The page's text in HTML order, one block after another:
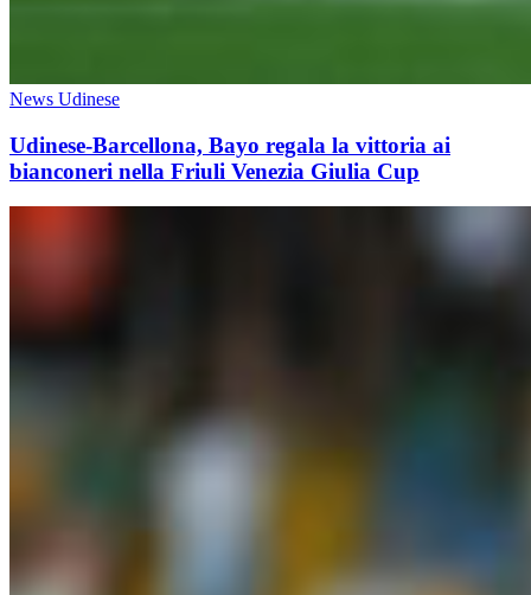
News Udinese
Udinese-Barcellona, Bayo regala la vittoria ai
bianconeri nella Friuli Venezia Giulia Cup